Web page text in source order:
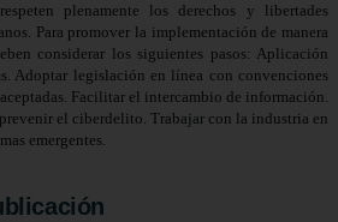
plenamente los derechos y libertades
Para promover la implementación de manera
considerar los siguientes pasos: Aplicación
Adoptar legislación en línea con convenciones
Facilitar el intercambio de información.
el ciberdelito. Trabajar con la industria en
emergentes.